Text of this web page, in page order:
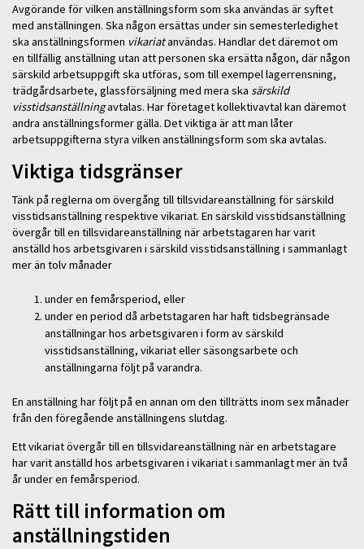
Avgörande för vilken anställningsform som ska användas är syftet
med anställningen. Ska någon ersättas under sin semesterledighet
ska anställningsformen vikariatanvändas. Handlar det däremot om
en tillfällig anställning utan att personen ska ersätta någon, där någon
särskild arbetsuppgift ska utföras, som till exempel lagerrensning,
trädgårdsarbete, glassförsäljning med mera ska särskild
visstidsanställningavtalas. Har företaget kollektivavtal kan däremot
andra anställningsformer gälla. Det viktiga är att man låter
arbetsuppgifterna styra vilken anställningsform som ska avtalas.
Viktiga tidsgränser
Tänk på reglerna om övergång till tillsvidareanställning för särskild
visstidsanställning respektive vikariat. En särskild visstidsanställning
övergår till en tillsvidareanställning när arbetstagaren har varit
anställd hos arbetsgivaren i särskild visstidsanställning i sammanlagt
mer än tolv månader
under en femårsperiod, eller
under en period då arbetstagaren har haft tidsbegränsade
anställningar hos arbetsgivaren i form av särskild
visstidsanställning, vikariat eller säsongsarbete och
anställningarna följt på varandra.
En anställning har följt på en annan om den tillträtts inom sex månader
från den föregående anställningens slutdag.
Ett vikariat övergår till en tillsvidareanställning när en arbetstagare
har varit anställd hos arbetsgivaren i vikariat i sammanlagt mer än två
år under en femårsperiod.
Rätt till information om
anställningstiden